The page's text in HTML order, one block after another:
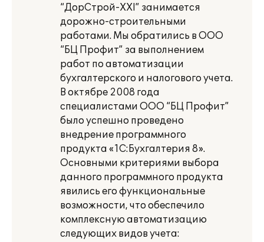
“ДорСтрой-ХХI” занимается
дорожно-строительными
работами. Мы обратились в ООО
“БЦ Профит” за выполнением
работ по автоматизации
бухгалтерского и налогового учета.
В октябре 2008 года
специалистами ООО “БЦ Профит”
было успешно проведено
внедрение программного
продукта «1С:Бухгалтерия 8».
Основными критериями выбора
данного программного продукта
явились его функциональные
возможности, что обеспечило
комплексную автоматизацию
следующих видов учета: